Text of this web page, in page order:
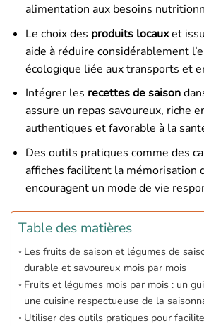
alimentation aux besoins
Le choix des produits locauxet
aide à réduire considérablement
écologique liée aux transports et
Intégrer les recettes de saison
assure un repas savoureux, riche
authentiques et favorable à la
Des outils pratiques comme des
affiches facilitent la mémorisation
encouragent un mode de vie
Table des matières
Les fruits de saison et légumes de
durable et savoureux mois par mois
Fruits et légumes mois par mois : un
une cuisine respectueuse de la
Utiliser des outils pratiques pour